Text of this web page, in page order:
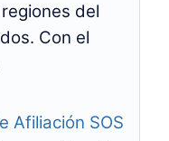
del
Con el
Afiliación SOS